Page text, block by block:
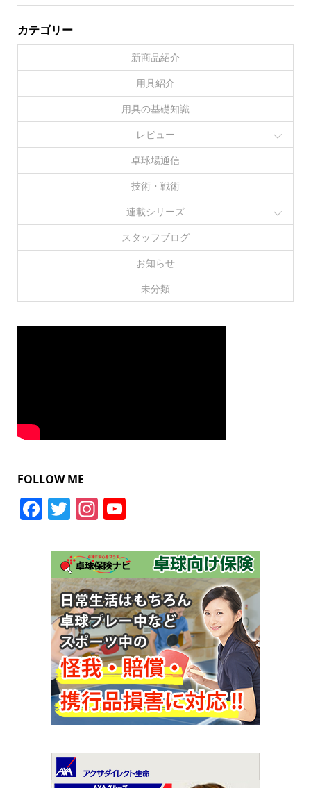
カテゴリー
新商品紹介
用具紹介
用具の基礎知識
レビュー
卓球場通信
技術・戦術
連載シリーズ
スタッフブログ
お知らせ
未分類
FOLLOW ME
Facebook
TwitterInstagram